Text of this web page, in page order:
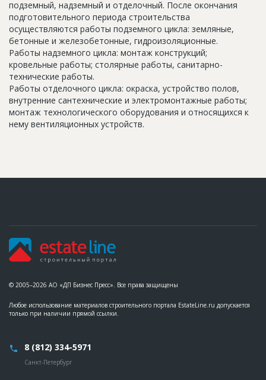
подземный, надземный и отделочный. После окончания
подготовительного периода строительства
осуществляются работы подземного цикла: земляные,
бетонные и железобетонные, гидроизоляционные.
Работы надземного цикла: монтаж конструкций;
кровельные работы; столярные работы, санитарно-
технические работы.
Работы отделочного цикла: окраска, устройство полов,
внутренние сантехнические и электромонтажные работы;
монтаж технологического оборудования и относящихся к
нему вентиляционных устройств.
© 2005–2026 АО «ДП Бизнес Пресс». Все права защищены
Любое использование материалов строительного портала EstateLine.ru допускается
только при наличии прямой ссылки.
8 (812) 334-5971
Санкт-Петербург